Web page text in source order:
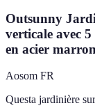
Outsunny
verticale avec
en acier marron
Aosom FR
Questa jardinière